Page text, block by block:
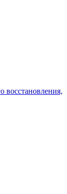
восстановления,